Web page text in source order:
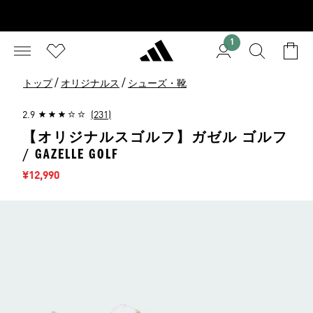
1
トップ / オリジナルス / シューズ・靴
2.9 (231)
【オリジナルスゴルフ】ガゼル ゴルフ
/ GAZELLE GOLF
セール価格
¥12,990